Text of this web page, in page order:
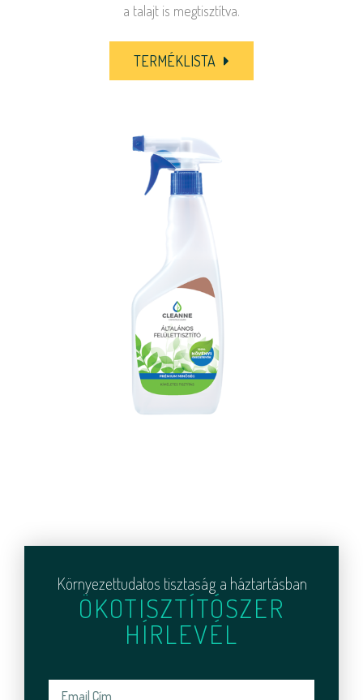
a talajt is megtisztítva.
TERMÉKLISTA
Környezettudatos tisztaság a háztartásban
ÖKOTISZTÍTÓSZER
HÍRLEVÉL